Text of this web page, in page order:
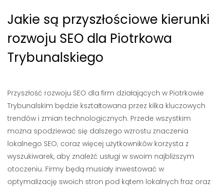
Jakie są przyszłościowe kierunki
rozwoju SEO dla Piotrkowa
Trybunalskiego
Przyszłość rozwoju SEO dla firm działających w Piotrkowie
Trybunalskim będzie kształtowana przez kilka kluczowych
trendów i zmian technologicznych. Przede wszystkim
można spodziewać się dalszego wzrostu znaczenia
lokalnego SEO; coraz więcej użytkowników korzysta z
wyszukiwarek, aby znaleźć usługi w swoim najbliższym
otoczeniu. Firmy będą musiały inwestować w
optymalizację swoich stron pod kątem lokalnych fraz oraz